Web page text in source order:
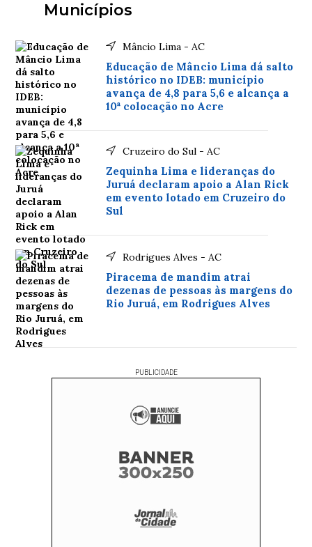
Municípios
Mâncio Lima - AC
Educação de Mâncio Lima dá salto
histórico no IDEB: município
avança de 4,8 para 5,6 e alcança a
10ª colocação no Acre
Cruzeiro do Sul - AC
Zequinha Lima e lideranças do
Juruá declaram apoio a Alan Rick
em evento lotado em Cruzeiro do
Sul
Rodrigues Alves - AC
Piracema de mandim atrai
dezenas de pessoas às margens do
Rio Juruá, em Rodrigues Alves
PUBLICIDADE